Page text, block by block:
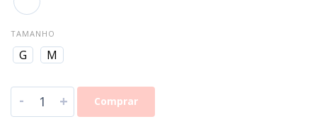
TAMANHO
G M
- + Comprar